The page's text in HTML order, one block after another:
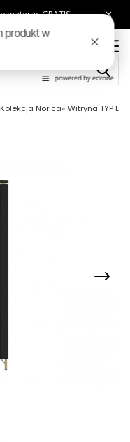
Kolekcja Norica Witryna TYP